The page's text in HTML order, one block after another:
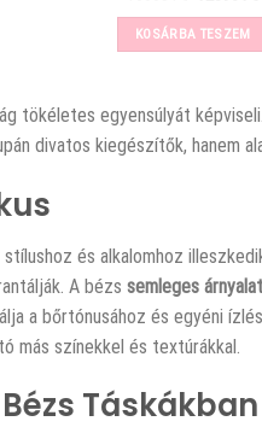
was:
16065 Ft.
KOSÁRBA TESZEM
tökéletes egyensúlyát
divatos kiegészítők, hanem
és alkalomhoz
A bézs semleges
a bőrtónusához és egyéni
más színekkel és textúrákkal.
Táskákban